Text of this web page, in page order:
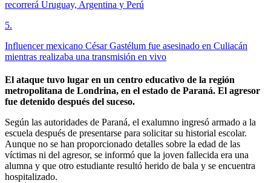
recorrerá Uruguay, Argentina y Perú
5.
Influencer mexicano César Gastélum fue asesinado en Culiacán
mientras realizaba una transmisión en vivo
El ataque tuvo lugar en un centro educativo de la región
metropolitana de Londrina, en el estado de Paraná. El agresor
fue detenido después del suceso.
Según las autoridades de Paraná, el exalumno ingresó armado a la
escuela después de presentarse para solicitar su historial escolar.
Aunque no se han proporcionado detalles sobre la edad de las
víctimas ni del agresor, se informó que la joven fallecida era una
alumna y que otro estudiante resultó herido de bala y se encuentra
hospitalizado.